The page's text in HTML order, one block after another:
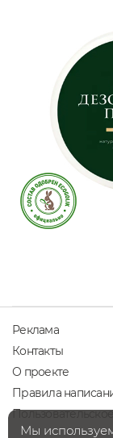
Реклама
Контакты
О проекте
Правила
Мы